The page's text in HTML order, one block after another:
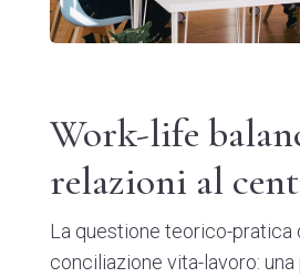
Work-life
relazioni al
La questione teorico-pratica
conciliazione vita-lavoro: